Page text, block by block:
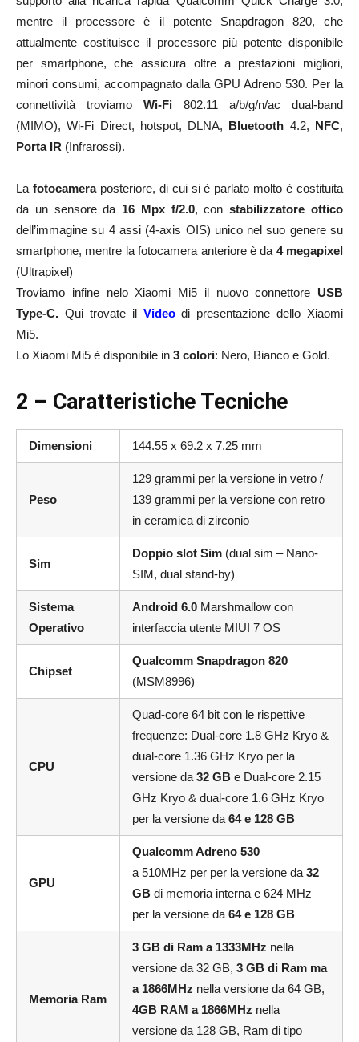
mentre il processore è il potente Snapdragon 820, che
attualmente costituisce il processore più potente disponibile
per smartphone, che assicura oltre a prestazioni migliori,
minori consumi, accompagnato dalla GPU Adreno 530. Per la
connettività troviamo Wi-Fi 802.11 a/b/g/n/ac dual-band
(MIMO), Wi-Fi Direct, hotspot, DLNA, Bluetooth 4.2, NFC,
Porta IR (Infrarossi).
La fotocameraposteriore, di cui si è parlato molto è costituita
da un sensore da 16 Mpx f/2.0, constabilizzatore ottico
dell’immagine su 4 assi (4-axis OIS) unico nel suo genere su
smartphone, mentre la fotocamera anteriore è da 4 megapixel
(Ultrapixel)
Troviamo infine nelo Xiaomi Mi5 il nuovo connettore USB
Type-C. Qui trovate il Videodi presentazione dello Xiaomi
Mi5.
Lo Xiaomi Mi5 è disponibile in 3 colori: Nero, Bianco e Gold.
2 – Caratteristiche Tecniche
Dimensioni 144.55 x 69.2 x 7.25 mm
Peso
129 grammi per la versione in vetro /
139 grammi per la versione con retro
in ceramica di zirconio
Sim
Doppio slot Sim (dual sim – Nano-
SIM, dual stand-by)
Sistema
Operativo
Android 6.0 Marshmallow con
interfaccia utente MIUI 7 OS
Chipset
Qualcomm Snapdragon 820
(MSM8996)
CPU
Quad-core 64 bit con le rispettive
frequenze: Dual-core 1.8 GHz Kryo &
dual-core 1.36 GHz Kryo per la
versione da 32 GB e Dual-core 2.15
GHz Kryo & dual-core 1.6 GHz Kryo
per la versione da 64 e 128 GB
GPU
Qualcomm Adreno 530
a 510MHz per per la versione da 32
GB di memoria interna e 624 MHz
per la versione da 64 e 128 GB
Memoria Ram
3 GB di Ram a 1333MHz nella
versione da 32 GB, 3 GB di Ram ma
a 1866MHz nella versione da 64 GB,
4GB RAM a 1866MHz nella
versione da 128 GB, Ram di tipo